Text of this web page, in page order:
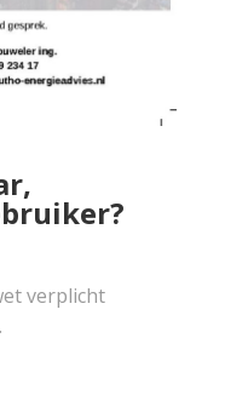
verplicht